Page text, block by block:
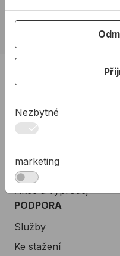
allmedia@allmedia.sk
Podpora
Řešení
Kontakty
PODPORA
Služby
Ke stažení
Nezbytné
marketing